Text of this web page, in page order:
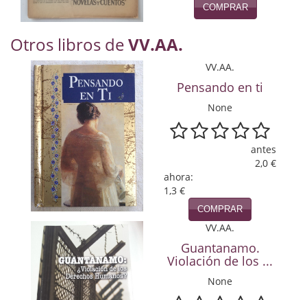
Novela negra
Otros idiomas
Papás, Mamás, bebés...
Papás, Mamás, Bebés...
Papás, Mamás, Bebés…
Poesía
Política
Psicología. Educación
Religión
Revistas
COMPRAR
Otros libros deVV.AA.
VV.AA.
Pensando en ti
None
antes
2,0 €
ahora:
1,3 €
COMPRAR
VV.AA.
Guantanamo.
Violación de los ...
None